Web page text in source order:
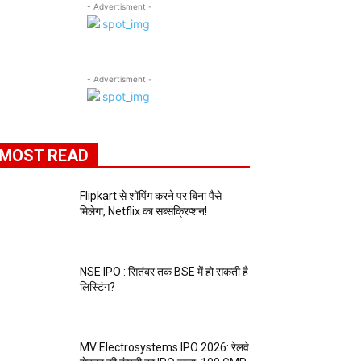
- Advertisment -
- Advertisment -
READ
Flipkart से शॉपिंग करने पर बिना पैसे
मिलेगा, Netflix का सब्सक्रिप्शन!
NSE IPO : सितंबर तक BSE में हो सकती है
लिस्टिंग?
MV Electrosystems IPO 2026: रेलवे